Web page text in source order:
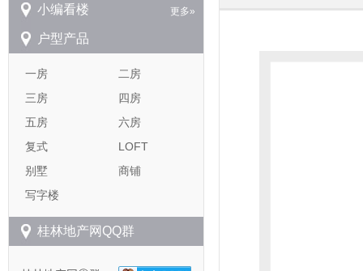
更多»
小编看楼
户型产品
一房
二房
三房
四房
五房
六房
复式
LOFT
别墅
商铺
写字楼
桂林地产网QQ群